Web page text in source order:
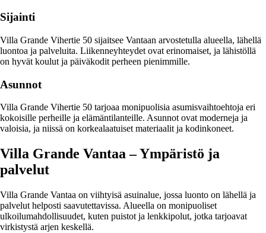
Sijainti
Villa Grande Vihertie 50 sijaitsee Vantaan arvostetulla alueella, lähellä
luontoa ja palveluita. Liikenneyhteydet ovat erinomaiset, ja lähistöllä
on hyvät koulut ja päiväkodit perheen pienimmille.
Asunnot
Villa Grande Vihertie 50 tarjoaa monipuolisia asumisvaihtoehtoja eri
kokoisille perheille ja elämäntilanteille. Asunnot ovat moderneja ja
valoisia, ja niissä on korkealaatuiset materiaalit ja kodinkoneet.
Villa Grande Vantaa – Ympäristö ja
palvelut
Villa Grande Vantaa on viihtyisä asuinalue, jossa luonto on lähellä ja
palvelut helposti saavutettavissa. Alueella on monipuoliset
ulkoilumahdollisuudet, kuten puistot ja lenkkipolut, jotka tarjoavat
virkistystä arjen keskellä.